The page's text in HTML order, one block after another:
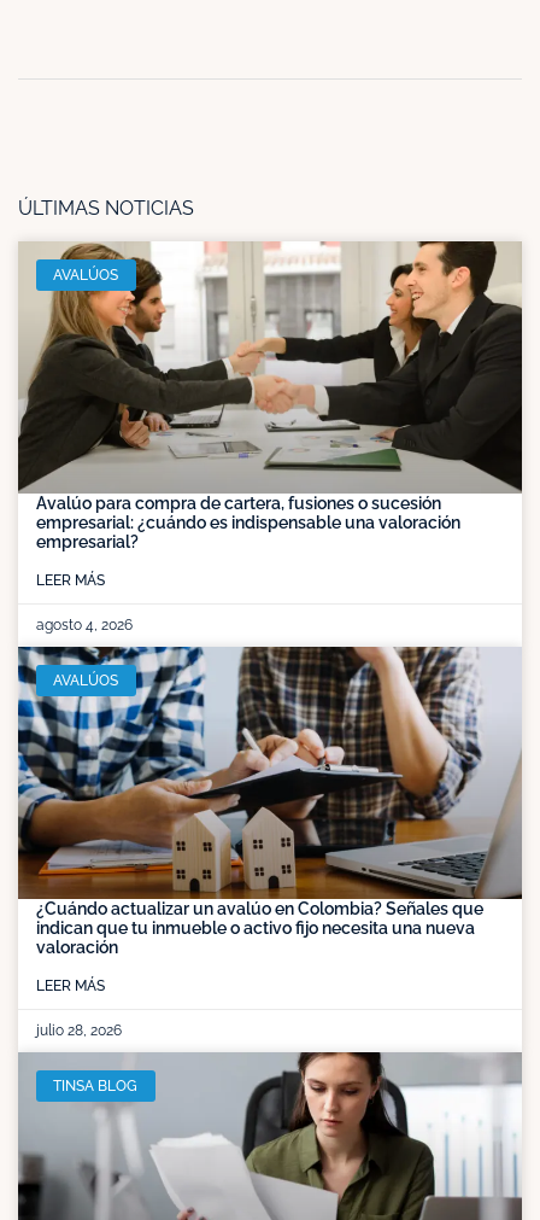
ÚLTIMAS NOTICIAS
AVALÚOS
Avalúo para compra de cartera, fusiones o sucesión
empresarial: ¿cuándo es indispensable una valoración
empresarial?
LEER MÁS
agosto 4, 2026
AVALÚOS
¿Cuándo actualizar un avalúo en Colombia? Señales que
indican que tu inmueble o activo fijo necesita una nueva
valoración
LEER MÁS
julio 28, 2026
TINSA BLOG